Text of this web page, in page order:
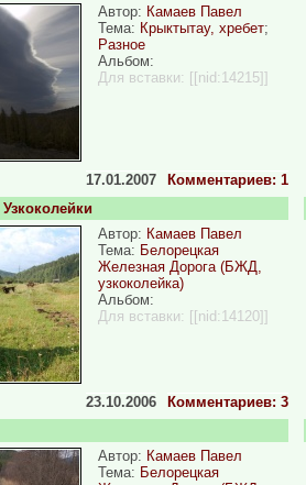
Автор: Камаев Павел
Тема: Крыктытау, хребет;
Разное
Альбом:
Для вставки: [[nid:14215]]
Комментариев: 1
17.01.2007
Автор: Камаев Павел
Тема: Белорецкая
Железная Дорога (БЖД,
узкоколейка)
Альбом:
Для вставки: [[nid:14120]]
Комментариев: 3
23.10.2006
Автор: Камаев Павел
Тема: Белорецкая